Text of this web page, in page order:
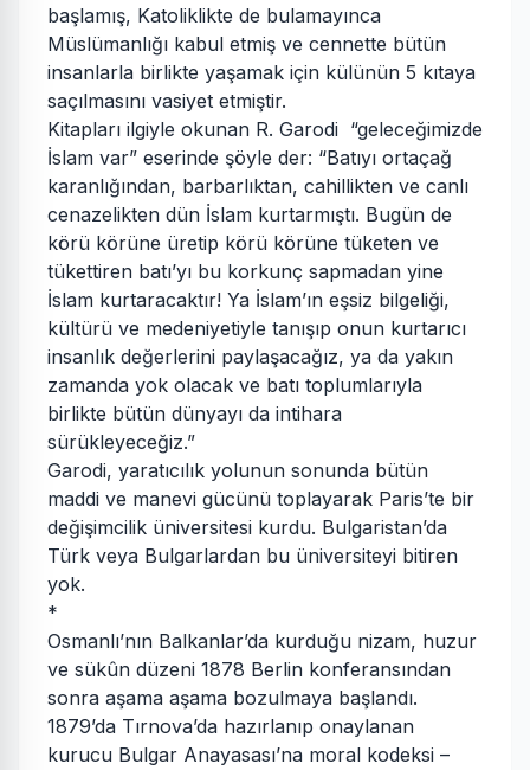
başlamış, Katoliklikte de bulamayınca
Müslümanlığı kabul etmiş ve cennette bütün
insanlarla birlikte yaşamak için külünün 5 kıtaya
saçılmasını vasiyet etmiştir.
Kitapları ilgiyle okunan R. Garodi “geleceğimizde
İslam var” eserinde şöyle der: “Batıyı ortaçağ
karanlığından, barbarlıktan, cahillikten ve canlı
cenazelikten dün İslam kurtarmıştı. Bugün de
körü körüne üretip körü körüne tüketen ve
tükettiren batı’yı bu korkunç sapmadan yine
İslam kurtaracaktır! Ya İslam’ın eşsiz bilgeliği,
kültürü ve medeniyetiyle tanışıp onun kurtarıcı
insanlık değerlerini paylaşacağız, ya da yakın
zamanda yok olacak ve batı toplumlarıyla
birlikte bütün dünyayı da intihara
sürükleyeceğiz.”
Garodi, yaratıcılık yolunun sonunda bütün
maddi ve manevi gücünü toplayarak Paris’te bir
değişimcilik üniversitesi kurdu. Bulgaristan’da
Türk veya Bulgarlardan bu üniversiteyi bitiren
yok.
*
Osmanlı’nın Balkanlar’da kurduğu nizam, huzur
ve sükûn düzeni 1878 Berlin konferansından
sonra aşama aşama bozulmaya başlandı.
1879’da Tırnova’da hazırlanıp onaylanan
kurucu Bulgar Anayasası’na moral kodeksi –